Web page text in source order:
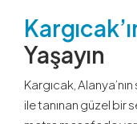
Yaşayın
Kargıcak,
ile tanınan güzel bir